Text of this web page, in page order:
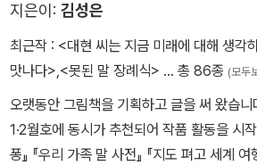
도, 장애인에게 비장애인들과 똑같이 놀이
것도 평등이다. 평등은 다르다는 이유로 차별
이다.
지은이: 김성은
최근작 : <대현 씨는 지금 미래에 대해 생각
맛나다>,<못된 말 장례식> … 총 86종 (모두
오랫동안 그림책을 기획하고 글을 써 왔습니
1·2월호에 동시가 추천되어 작품 활동을 시
퐁』 『우리 가족 말 사전』 『지도 펴고 세계 여